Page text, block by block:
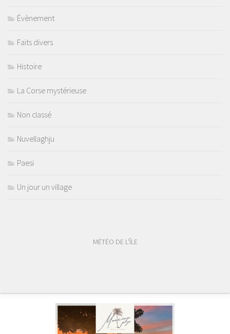
Évènement
Faits divers
Histoire
La Corse mystérieuse
Non classé
Nuvellaghju
Paesi
Un jour un village
MÉTÉO DE L'ÎLE